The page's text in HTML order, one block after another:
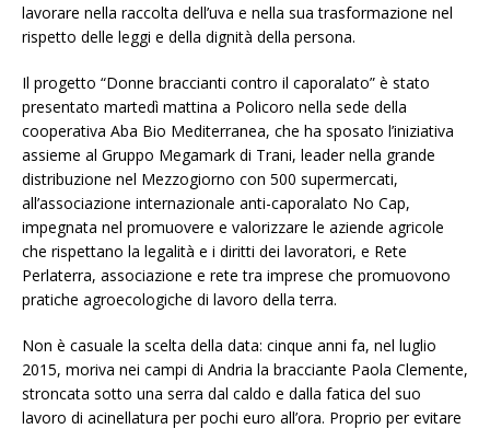
lavorare nella raccolta dell’uva e nella sua trasformazione nel
rispetto delle leggi e della dignità della persona.
Il progetto “Donne braccianti contro il caporalato” è stato
presentato martedì mattina a Policoro nella sede della
cooperativa Aba Bio Mediterranea, che ha sposato l’iniziativa
assieme al Gruppo Megamark di Trani, leader nella grande
distribuzione nel Mezzogiorno con 500 supermercati,
all’associazione internazionale anti-caporalato No Cap,
impegnata nel promuovere e valorizzare le aziende agricole
che rispettano la legalità e i diritti dei lavoratori, e Rete
Perlaterra, associazione e rete tra imprese che promuovono
pratiche agroecologiche di lavoro della terra.
Non è casuale la scelta della data: cinque anni fa, nel luglio
2015, moriva nei campi di Andria la bracciante Paola Clemente,
stroncata sotto una serra dal caldo e dalla fatica del suo
lavoro di acinellatura per pochi euro all’ora. Proprio per evitare